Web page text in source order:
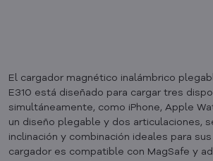
El cargador magnético inalámbrico
E310 está diseñado para cargar tres
simultáneamente, como iPhone, Apple
un diseño plegable y dos articulaciones,
inclinación y combinación ideales para
cargador es compatible con MagSafe y